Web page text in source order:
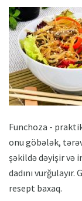
Funchoza -
onu göbələk,
şəkildə dəyişir və
dadını
resept baxaq.